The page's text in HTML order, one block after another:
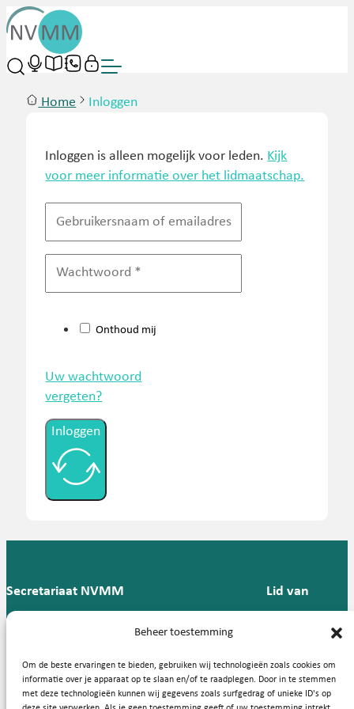
Beheer toestemming
Om de beste ervaringen te bieden, gebruiken wij technologieën zoals cookies om
informatie over je apparaat op te slaan en/of te raadplegen. Door in te stemmen
met deze technologieën kunnen wij gegevens zoals surfgedrag of unieke ID's op
Home Inloggen
Inloggen is alleen mogelijk voor leden. Kijk
voor meer informatie over het lidmaatschap.
Onthoud mij
Uw wachtwoord
vergeten?
Inloggen
Secretariaat NVMM
Groningen
T: 088 -
57
Lid van